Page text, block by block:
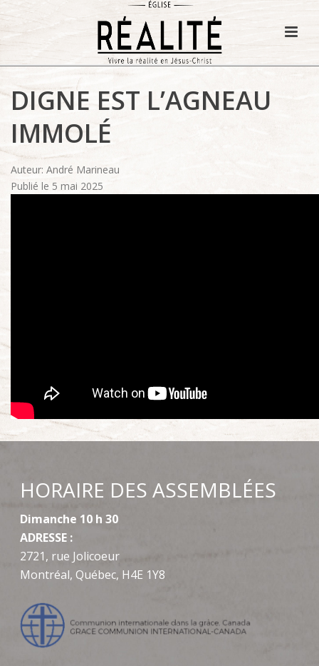
DIGNE EST L’AGNEAU
IMMOLÉ
Auteur: André Marineau
Publié le 5 mai 2025
HORAIRE DES ASSEMBLÉES
Dimanche 10 h 30
ADRESSE :
2721, rue Jolicoeur
Montréal, Québec, H4E 1Y8